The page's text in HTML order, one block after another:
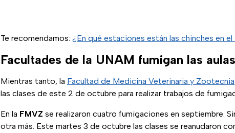
Te recomendamos: ¿En qué estaciones están las chinches en
Facultades de la UNAM fumigan las
Mientras tanto, la Facultad de Medicina Veterinaria y Zootecnia
las clases de este 2 de octubre para realizar trabajos de
En la FMVZ se realizaron cuatro fumigaciones en septiembre.
otra más. Este martes 3 de octubre las clases se reanudaron